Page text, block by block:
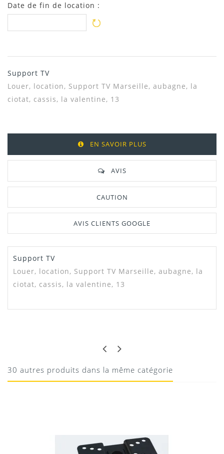
Date de fin de location :
Support TV
Louer, location, Support TV Marseille, aubagne, la
ciotat, cassis, la valentine, 13
EN SAVOIR PLUS
AVIS
CAUTION
AVIS CLIENTS GOOGLE
Support TV
Louer, location, Support TV Marseille, aubagne, la
ciotat, cassis, la valentine, 13
10/08/2020
30 autres produits dans la même catégorie